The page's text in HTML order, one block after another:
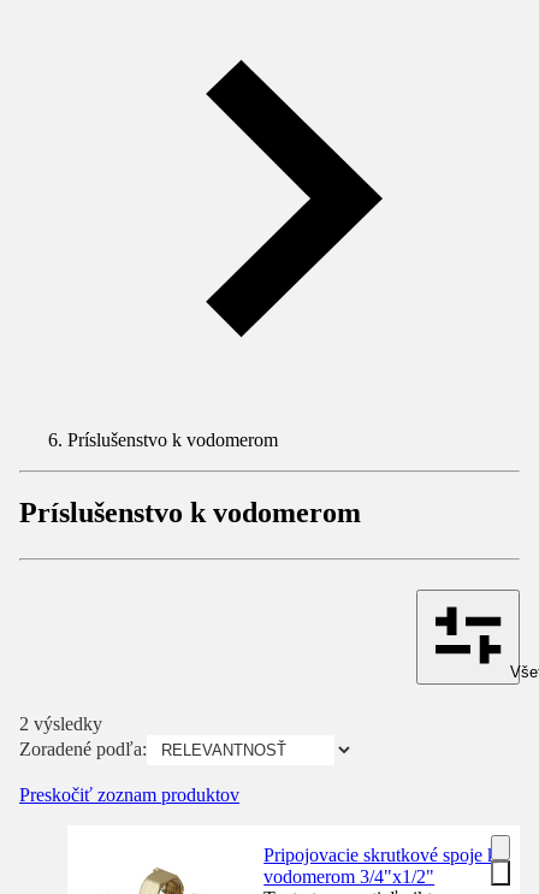
Príslušenstvo k vodomerom
Príslušenstvo k vodomerom
2 výsledky
Zoradené podľa:
Preskočiť zoznam produktov
Pripojovacie skrutkové spoje k
vodomerom 3/4"x1/2"